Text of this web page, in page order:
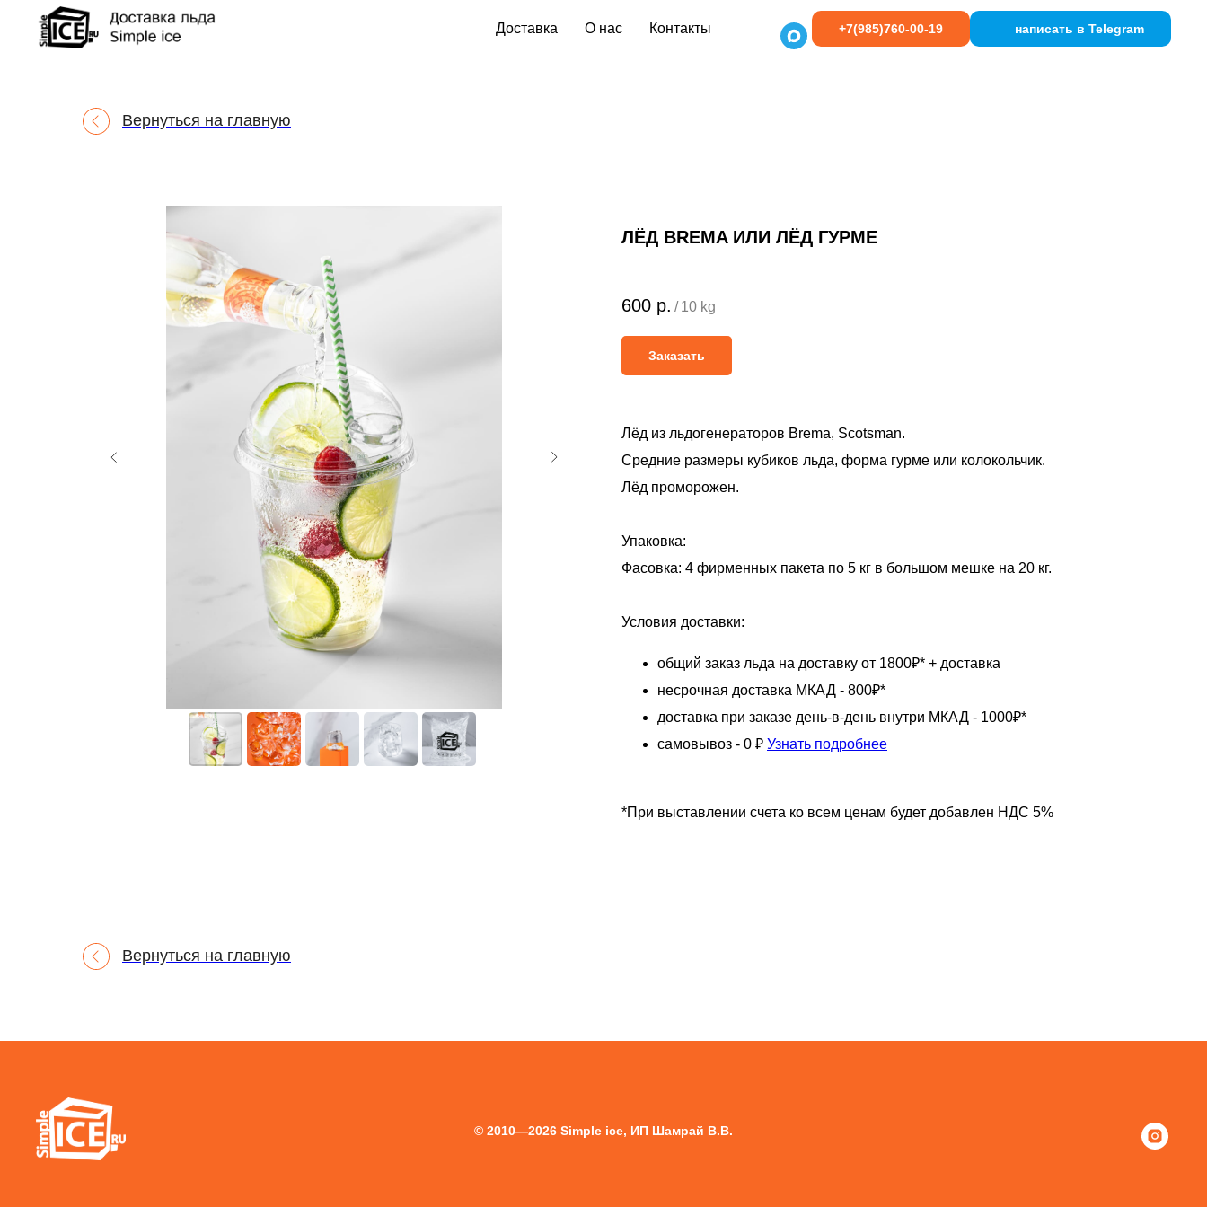
Доставка О нас Контакты +7(985)760-00-19 написать в Telegram
Вернуться на главную
ЛЁД BREMA ИЛИ ЛЁД ГУРМЕ
600 р. / 10 kg
Заказать
Лёд из льдогенераторов Brema, Scotsman.
Средние размеры кубиков льда, форма гурме или колокольчик.
Лёд проморожен.
Упаковка:
Фасовка: 4 фирменных пакета по 5 кг в большом мешке на 20 кг.
Условия доставки:
общий заказ льда на доставку от 1800₽* + доставка
несрочная доставка МКАД - 800₽*
доставка при заказе день-в-день внутри МКАД - 1000₽*
самовывоз - 0 ₽ Узнать подробнее
*При выставлении счета ко всем ценам будет добавлен НДС 5%
Вернуться на главную
© 2010—2026 Simple ice, ИП Шамрай В.В.